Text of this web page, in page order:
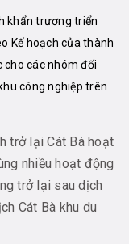
khẩn trương triển
Kế hoạch của thành
cho các nhóm đối
công nghiệp trên
trở lại Cát Bà hoạt
nhiều hoạt động
trở lại sau dịch
Cát Bà khu du